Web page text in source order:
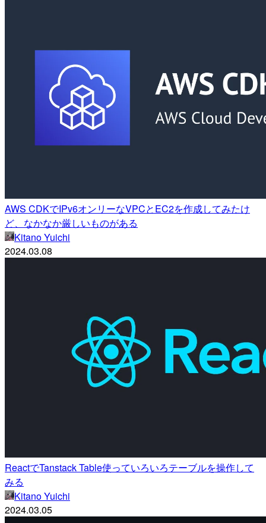
AWS CDKでIPv6オンリーなVPCとEC2を作成してみたけ
ど、なかなか厳しいものがある
Kitano Yuichi
2024.03.08
ReactでTanstack Table使っていろいろテーブルを操作して
みる
Kitano Yuichi
2024.03.05